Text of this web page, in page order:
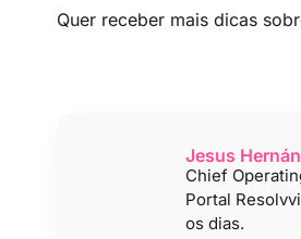
Quer receber mais dicas
Jesus
Chief
Portal
os dias.